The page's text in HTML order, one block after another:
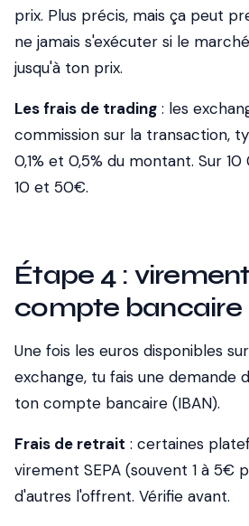
prix. Plus précis, mais ça peut
ne jamais s'exécuter si le
jusqu'à ton prix.
Les frais de trading : les
commission sur la transaction,
0,1% et 0,5% du montant. Sur
10 et 50€.
Étape 4 :
compte bancaire
Une fois les euros disponibles
exchange, tu fais une demande
ton compte bancaire (IBAN).
Frais de retrait : certaines
virement SEPA (souvent 1 à 5€
d'autres l'offrent. Vérifie avant.